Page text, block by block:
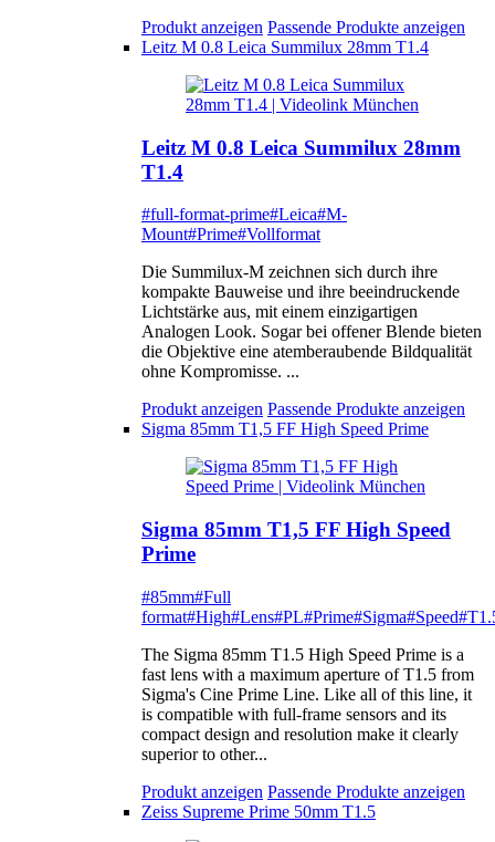
Produkt anzeigen Passende Produkte anzeigen
Leitz M 0.8 Leica Summilux 28mm T1.4
Leitz M 0.8 Leica Summilux 28mm
T1.4
#full-format-prime#Leica#M-
Mount#Prime#Vollformat
Die Summilux-M zeichnen sich durch ihre
kompakte Bauweise und ihre beeindruckende
Lichtstärke aus, mit einem einzigartigen
Analogen Look. Sogar bei offener Blende bieten
die Objektive eine atemberaubende Bildqualität
ohne Kompromisse. ...
Produkt anzeigen Passende Produkte anzeigen
Sigma 85mm T1,5 FF High Speed Prime
Sigma 85mm T1,5 FF High Speed
Prime
#85mm#Full
format#High#Lens#PL#Prime#Sigma#Speed
The Sigma 85mm T1.5 High Speed Prime is a
fast lens with a maximum aperture of T1.5 from
Sigma's Cine Prime Line. Like all of this line, it
is compatible with full-frame sensors and its
compact design and resolution make it clearly
superior to other...
Produkt anzeigen Passende Produkte anzeigen
Zeiss Supreme Prime 50mm T1.5